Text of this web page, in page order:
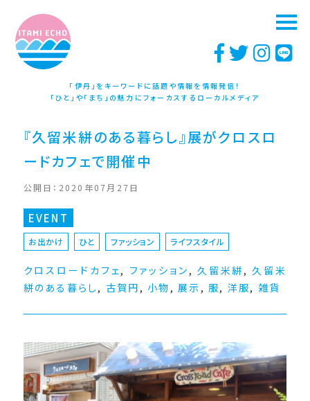
「伊丹」をキーワードに話題や情報を情報発信！
「ひと」や「まち」の魅力にフォーカスするローカルメディア
『久留米絣のある暮らし』展がクロスロ
ードカフェで開催中
公開日：2020年07月27日
EVENT
お出かけ ひと ファッション ライフスタイル
クロスロードカフェ, ファッション , 久留米絣 ,久留米
絣のある暮らし , 古賀円 , 小物 ,展示 ,服, 洋服, 雑貨